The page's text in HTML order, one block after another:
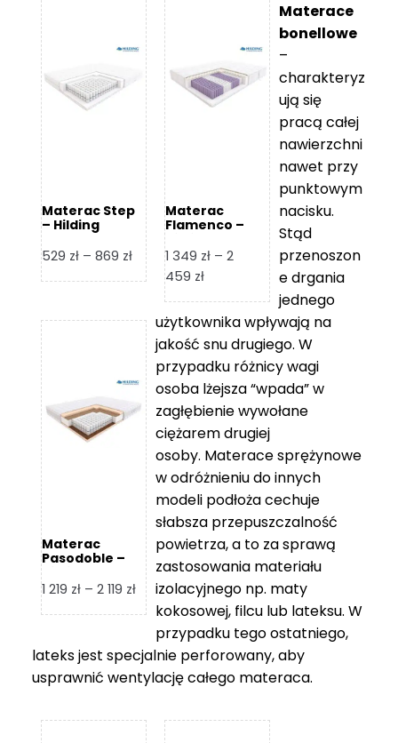
Materac Step
– Hilding
529 zł – 869 złZakres
cen:
529 zł
do
869 zł
Materac
Flamenco –
1 349 zł – 2
459 złZakres
od
1
349 zł
2
459 zł
Materac
Pasodoble –
1 219 zł – 2 119 złZakres
cen:
1
219 zł
do
119 zł
Materace
bonellowe
–
charakteryz
ują się
pracą całej
nawierzchni
nawet przy
punktowym
nacisku.
Stąd
przenoszon
e drgania
jednego
użytkownika wpływają na
jakość snu drugiego. W
przypadku różnicy wagi
osoba lżejsza “wpada” w
zagłębienie wywołane
ciężarem drugiej
osoby. Materace sprężynowe
w odróżnieniu do innych
modeli podłoża cechuje
słabsza przepuszczalność
powietrza, a to za sprawą
zastosowania materiału
izolacyjnego np. maty
kokosowej, filcu lub lateksu. W
przypadku tego ostatniego,
lateks jest specjalnie perforowany, aby
usprawnić wentylację całego materaca.